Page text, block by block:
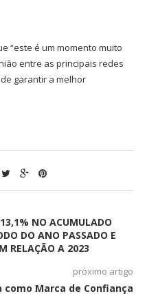
“este é um momento muito
entre as principais redes
garantir a melhor
NO ACUMULADO
DO ANO PASSADO E
RELAÇÃO A 2023
próximo artigo
Marca de Confiança